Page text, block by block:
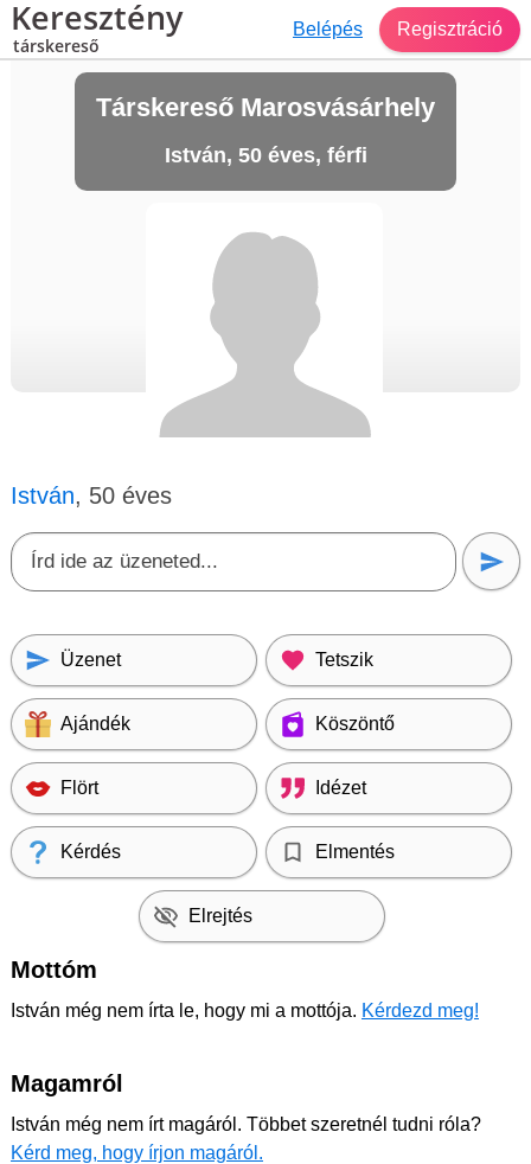
Keresztény
társkereső
Belépés Regisztráció
Társkereső Marosvásárhely
István, 50 éves, férfi
István, 50 éves
Üzenet Tetszik
Ajándék Köszöntő
Flört Idézet
Kérdés Elmentés
Elrejtés
Mottóm
István még nem írta le, hogy mi a mottója. Kérdezd meg!
Magamról
István még nem írt magáról. Többet szeretnél tudni róla?
Kérd meg, hogy írjon magáról.